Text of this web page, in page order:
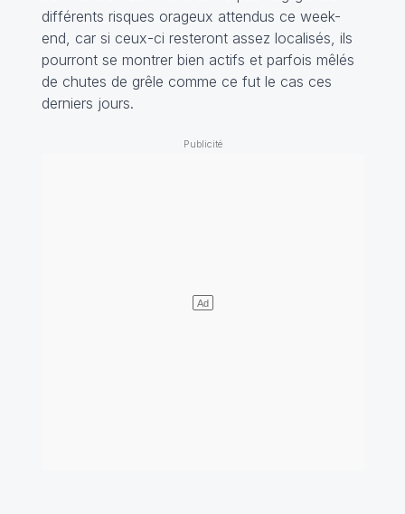
différents risques orageux attendus ce week-
end, car si ceux-ci resteront assez localisés, ils
pourront se montrer bien actifs et parfois mêlés
de chutes de grêle comme ce fut le cas ces
derniers jours.